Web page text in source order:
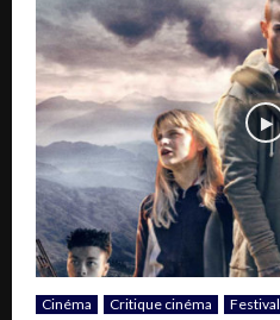
Cinéma Critique cinéma Festival